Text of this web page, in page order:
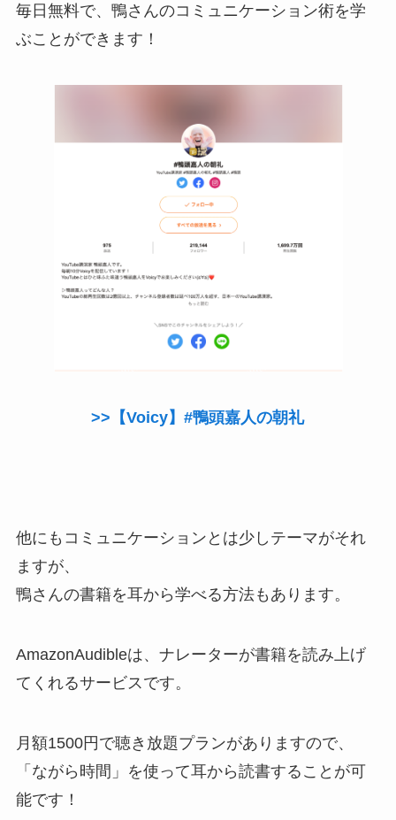
毎日無料で、鴨さんのコミュニケーション術を学
ぶことができます！
>>【Voicy】#鴨頭嘉人の朝礼
他にもコミュニケーションとは少しテーマがそれ
ますが、
鴨さんの書籍を耳から学べる方法もあります。
AmazonAudibleは、ナレーターが書籍を読み上げ
てくれるサービスです。
月額1500円で聴き放題プランがありますので、
「ながら時間」を使って耳から読書することが可
能です！